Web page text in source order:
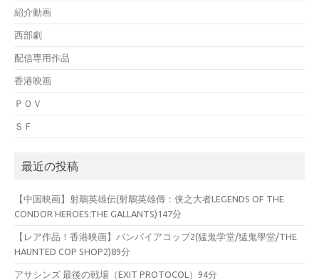
紹介動画
西部劇
配信専用作品
香港映画
ＰＯＶ
ＳＦ
最近の投稿
【中国映画】射鵰英雄伝(射鵰英雄傳：侠之大者LEGENDS OF THE
CONDOR HEROES:THE GALLANTS)147分
【レア作品！香港映画】バンパイアコップ2(猛鬼学堂/猛鬼學堂/THE
HAUNTED COP SHOP2)89分
アサシンズ 最後の戦場（EXIT PROTOCOL）94分